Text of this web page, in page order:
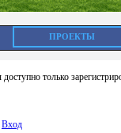
ПРОЕКТЫ
только
Вход